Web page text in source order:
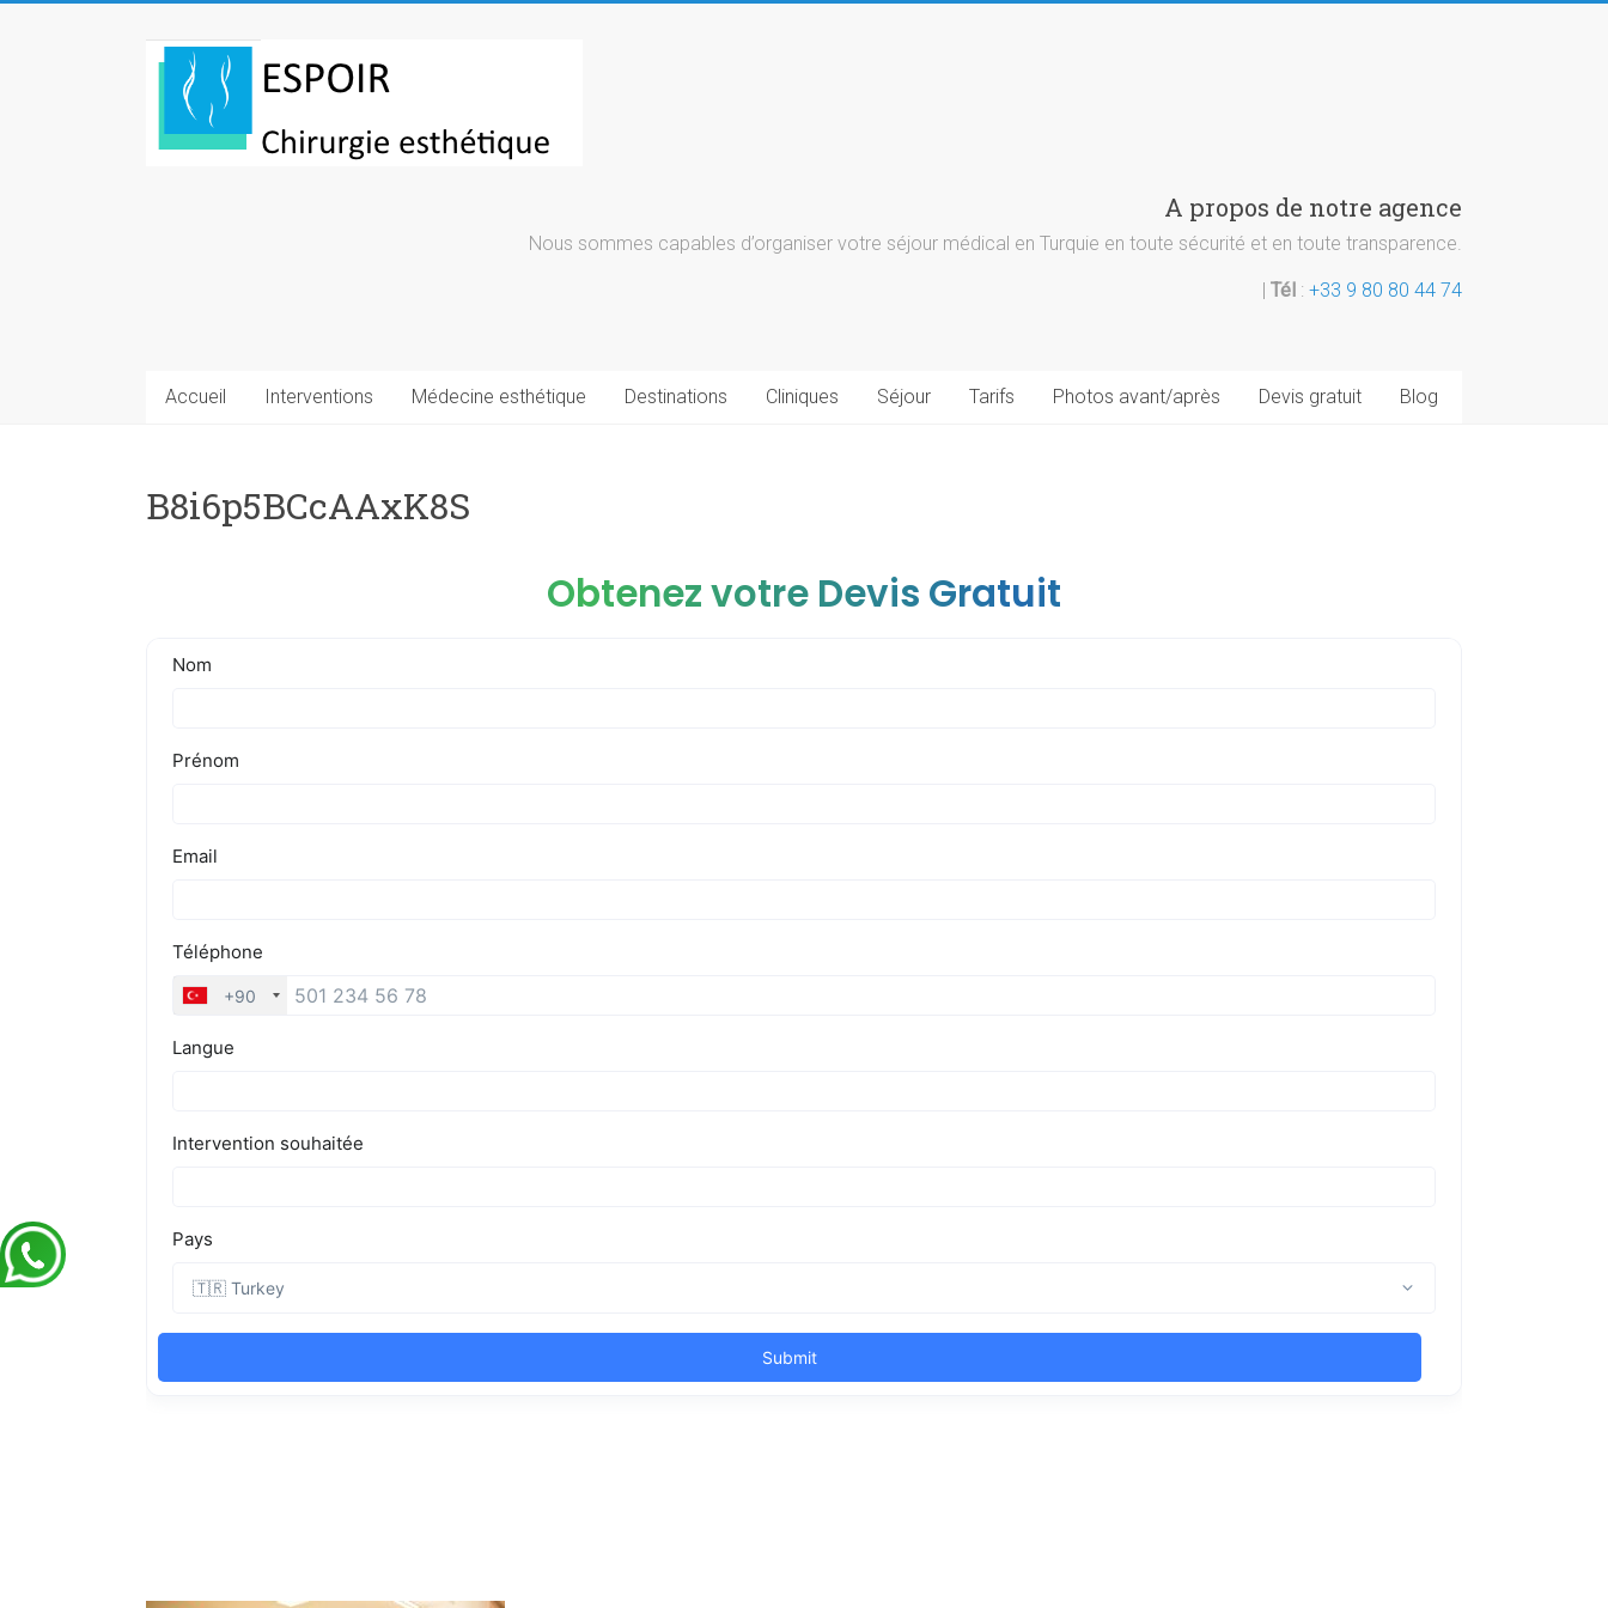
Chirurgie
esthetique
Turquie
A propos de notre agence
Nous sommes capables d’organiser votre séjour médical en Turquie en toute sécurité et en toute transparence.
| Tél : +33 9 80 80 44 74
Accueil Interventions Médecine esthétique Destinations Cliniques Séjour Tarifs Photos avant/après Devis gratuit Blog
B8i6p5BCcAAxK8S
Obtenez votre Devis Gratuit